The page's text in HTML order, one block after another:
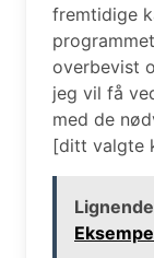
fremtidige
overbevist
jeg vil få
med de
[ditt valgte